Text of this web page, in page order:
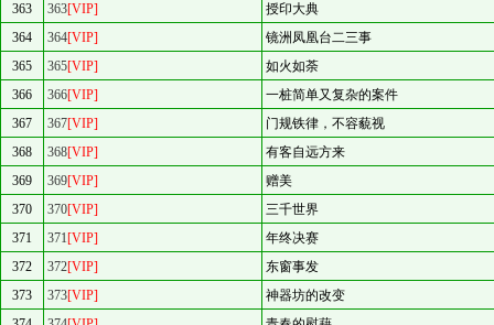
363
363[VIP]
授印大典
364
364[VIP]
镜洲凤凰台二三事
365
365[VIP]
如火如荼
366
366[VIP]
一桩简单又复杂的案件
367
367[VIP]
门规铁律，不容藐视
368
368[VIP]
有客自远方来
369
369[VIP]
赠美
370
370[VIP]
三千世界
371
371[VIP]
年终决赛
372
372[VIP]
东窗事发
373
373[VIP]
神器坊的改变